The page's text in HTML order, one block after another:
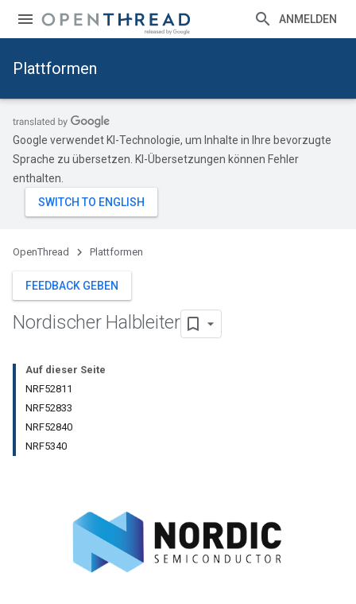
ANMELDEN
Plattformen
Google verwendet KI-Technologie, um Inhalte in Ihre bevorzugte
Sprache zu übersetzen. KI-Übersetzungen können Fehler
enthalten.
OpenThread Plattformen
FEEDBACK GEBEN
Nordischer Halbleiter
Auf dieser Seite
NRF52811
NRF52833
NRF52840
NRF5340